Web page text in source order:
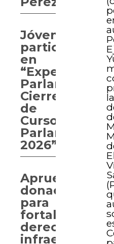
Jóvenes
participan
en
“Experiencia
Cierre
de
Curso
Parlamentario
2026”
Aprueban
donaciones
para
fortalecer
derechos,